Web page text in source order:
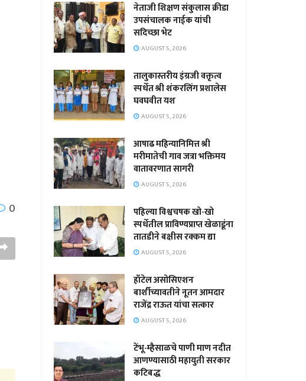
0
नेताजी शिक्षण संकुलास क्रीडा
उपसंचालक नाईक यांची
सदिच्छा भेट
AUGUST 5, 2026
तालुकास्तरीय इंग्रजी वक्तृत्व
स्पर्धेत श्री शंकरलिंग प्रशालेस
घवघवीत यश
AUGUST 5, 2026
आषाढ महिन्यानिमित्त श्री
मरीमातेची गाव जत्रा भक्तिमय
वातावरणात सागरी
AUGUST 5, 2026
पहिल्या विश्वचषक खो-खो
स्पर्धेतील प्राविण्यप्राप्त खेळाडूंना
तातडीने बक्षीस रक्कम द्या
AUGUST 5, 2026
हॉटेल असोसिएशन
बार्शीच्यावतीने नूतन आमदार
राजेंद्र राऊत यांचा सत्कार
AUGUST 5, 2026
टेंभू-म्हैसाळचे पाणी माण नदीत
आणण्यासाठी महायुती सरकार
कटिबद्ध